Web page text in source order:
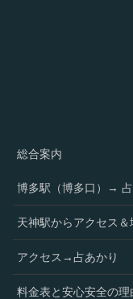
総合案内
博多駅（博多口）→
天神駅からアクセス＆
アクセス→占あかり
料金表と安心安全の